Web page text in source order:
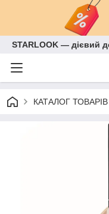
STARLOOK — дієвий
КАТАЛОГ ТОВАРІВ